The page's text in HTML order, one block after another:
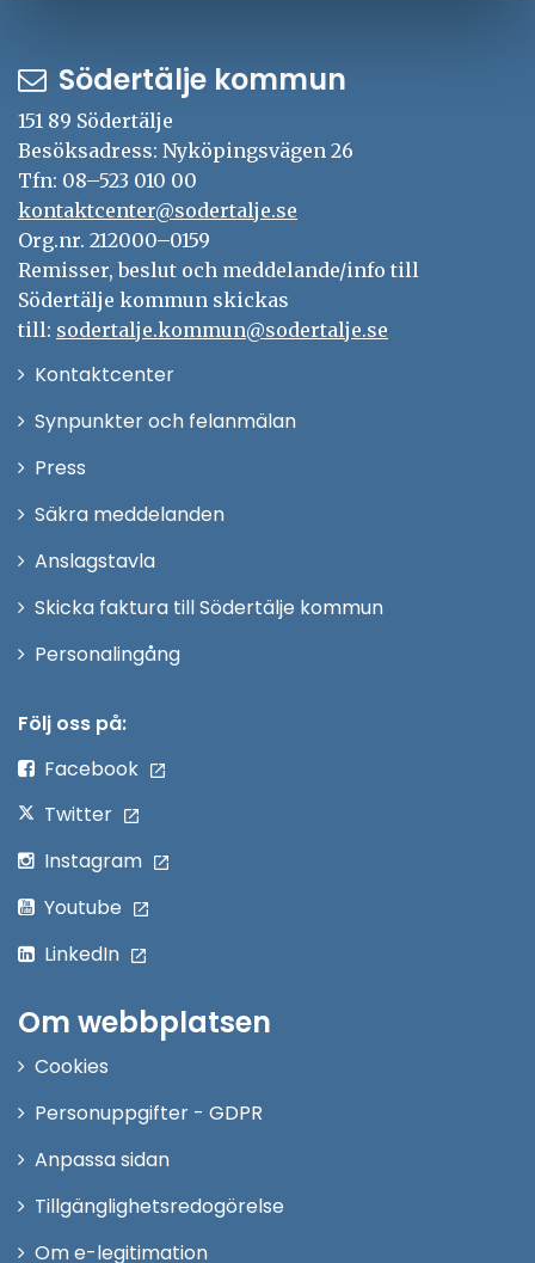
Södertälje kommun
151 89 Södertälje
Besöksadress: Nyköpingsvägen 26
Tfn: 08–523 010 00
kontaktcenter@sodertalje.se
Org.nr. 212000–0159
Remisser, beslut och meddelande/info till
Södertälje kommun skickas
till: sodertalje.kommun@sodertalje.se
KontaktcenterÖppna
Synpunkter och felanmälan
Press
fönster
Säkra meddelanden
Anslagstavla
Skicka faktura till Södertälje kommun
PersonalingångÖppna
Följ oss på:
Facebook
Twitter
Instagram
Youtube
LinkedIn
Om webbplatsen
Cookies
Personuppgifter - GDPR
Anpassa sidan
Tillgänglighetsredogörelse
Om e-legitimation